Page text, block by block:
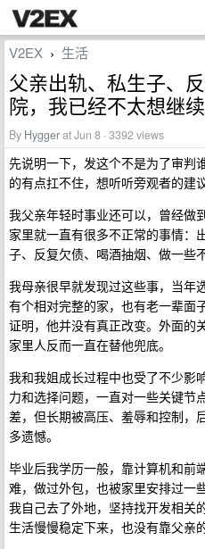
V2EX › 生活
父亲出轨、私生子、
院，我已经不太想继
By Hyggerat Jun 8 · 3392 views
先说明一下，发这个不是为了审判
的有点扛不住，想听听旁观者的建议
我父亲年轻时事业还可以，曾经做
家里就一直有很多不正常的事情：
子、反复欠债、喝酒抽烟、做一些
我母亲很早就发现过这些事，当年
有个相对完整的家，也有老一辈面
证明，他并没有真正改变。外面的
家里人反而一直在替他兜底。
我和我姐成长过程中也受了不少影
力和选择问题，一直对一些关键节
差，但长期被高压、羞辱和控制，
多遗憾。
毕业后我学历一般，靠计算机和前
难，做过外包，也被家里安排过一
我自己去了外地，坚持找开发相关
生活慢慢稳定下来，也没有靠父亲